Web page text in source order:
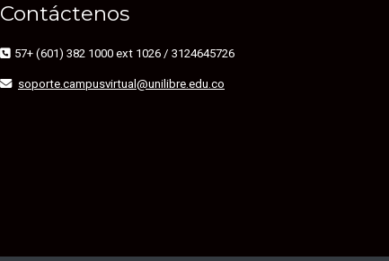
Contáctenos
57+ (601) 382 1000 ext 1026 / 3124645726
soporte.campusvirtual@unilibre.edu.co